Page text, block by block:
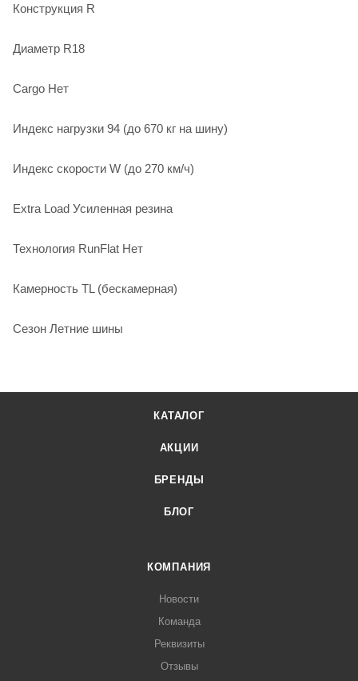
Конструкция R
Диаметр R18
Cargo Нет
Индекс нагрузки 94 (до 670 кг на шину)
Индекс скорости W (до 270 км/ч)
Extra Load Усиленная резина
Технология RunFlat Нет
Камерность TL (бескамерная)
Сезон Летние шины
КАТАЛОГ
АКЦИИ
БРЕНДЫ
БЛОГ
КОМПАНИЯ
Новости
Команда
Реквизиты
Отзывы